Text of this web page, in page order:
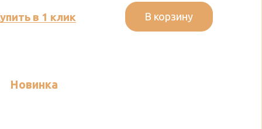
в 1 клик В корзину
Новинка